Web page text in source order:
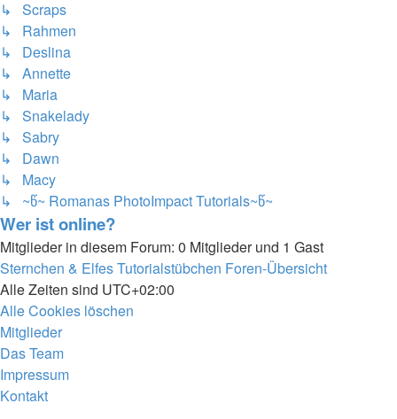
↳ Scraps
↳ Rahmen
↳ Deslina
↳ Annette
↳ Maria
↳ Snakelady
↳ Sabry
↳ Dawn
↳ Macy
↳ ~წ~ Romanas PhotoImpact Tutorials~წ~
Wer ist online?
Mitglieder in diesem Forum: 0 Mitglieder und 1 Gast
Sternchen & Elfes Tutorialstübchen Foren-Übersicht
Alle Zeiten sind UTC+02:00
Alle Cookies löschen
Mitglieder
Das Team
Impressum
Kontakt